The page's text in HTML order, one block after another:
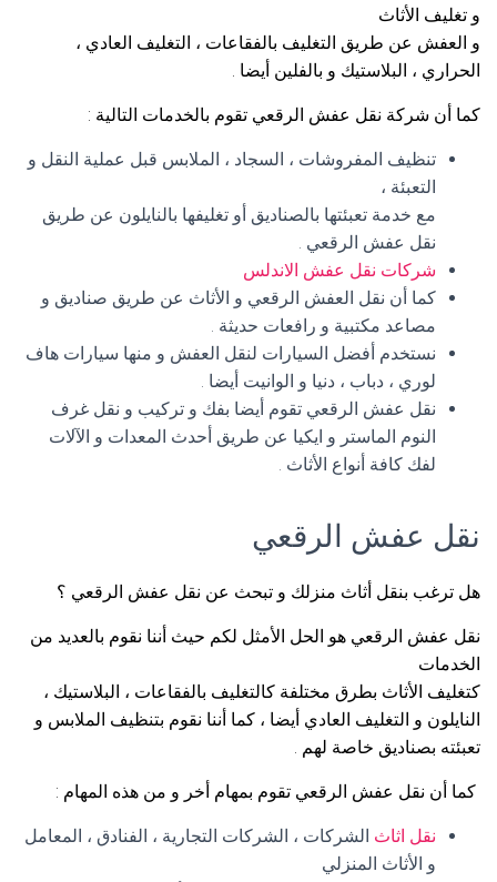
و تغليف الأثاث
و العفش عن طريق التغليف بالفقاعات ، التغليف العادي ،
الحراري ، البلاستيك و بالفلين أيضا .
كما أن شركة نقل عفش الرقعي تقوم بالخدمات التالية :
تنظيف المفروشات ، السجاد ، الملابس قبل عملية النقل و
التعبئة ،
مع خدمة تعبئتها بالصناديق أو تغليفها بالنايلون عن طريق
نقل عفش الرقعي .
شركات نقل عفش الاندلس
كما أن نقل العفش الرقعي و الأثاث عن طريق صناديق و
مصاعد مكتبية و رافعات حديثة .
نستخدم أفضل السيارات لنقل العفش و منها سيارات هاف
لوري ، دباب ، دنيا و الوانيت أيضا .
نقل عفش الرقعي تقوم أيضا بفك و تركيب و نقل غرف
النوم الماستر و ايكيا عن طريق أحدث المعدات و الآلات
لفك كافة أنواع الأثاث .
نقل عفش الرقعي
هل ترغب بنقل أثاث منزلك و تبحث عن نقل عفش الرقعي ؟
نقل عفش الرقعي هو الحل الأمثل لكم حيث أننا نقوم بالعديد من
الخدمات
كتغليف الأثاث بطرق مختلفة كالتغليف بالفقاعات ، البلاستيك ،
النايلون و التغليف العادي أيضا ، كما أننا نقوم بتنظيف الملابس و
تعبئته بصناديق خاصة لهم .
كما أن نقل عفش الرقعي تقوم بمهام أخر و من هذه المهام :
نقل اثاث الشركات ، الشركات التجارية ، الفنادق ، المعامل
و الأثاث المنزلي